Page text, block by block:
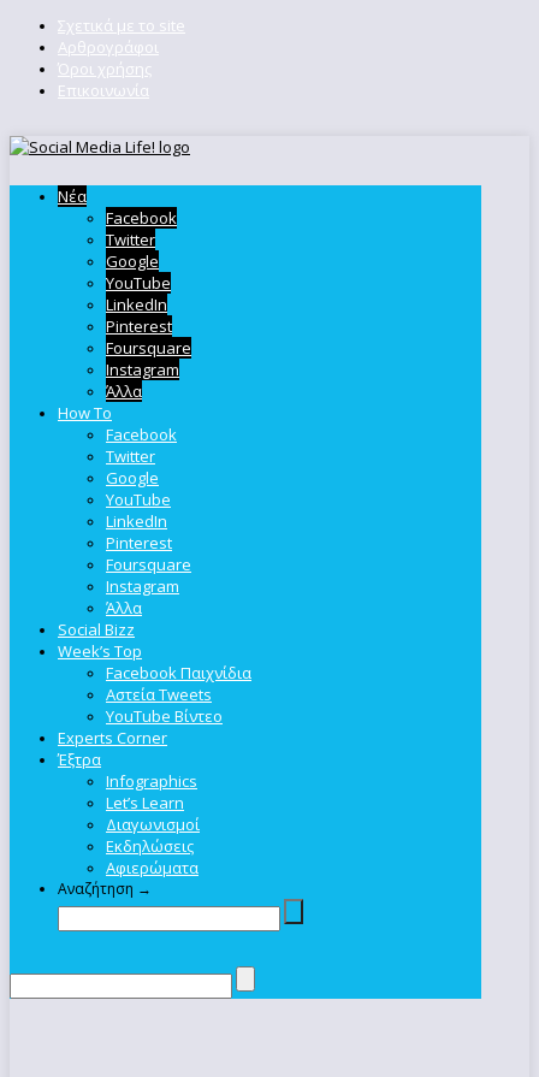
Σχετικά με το site
Αρθρογράφοι
Όροι χρήσης
Επικοινωνία
Νέα
Facebook
Twitter
Google
YouTube
LinkedIn
Pinterest
Foursquare
Instagram
Άλλα
How To
Facebook
Twitter
Google
YouTube
LinkedIn
Pinterest
Foursquare
Instagram
Άλλα
Social Bizz
Week’s Top
Facebook Παιχνίδια
Αστεία Tweets
YouTube Βίντεο
Experts Corner
Έξτρα
Infographics
Let’s Learn
Διαγωνισμοί
Εκδηλώσεις
Αφιερώματα
Αναζήτηση →